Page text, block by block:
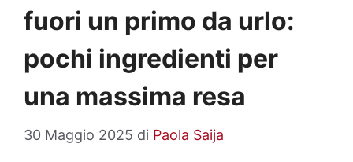
fuori un primo da urlo:
pochi ingredienti per
una massima resa
30 Maggio 2025 di Paola Saija